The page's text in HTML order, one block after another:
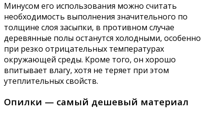
Минусом его использования можно считать
необходимость выполнения значительного по
толщине слоя засыпки, в противном случае
деревянные полы останутся холодными, особенно
при резко отрицательных температурах
окружающей среды. Кроме того, он хорошо
впитывает влагу, хотя не теряет при этом
утеплительных свойств.
Опилки — самый дешевый материал